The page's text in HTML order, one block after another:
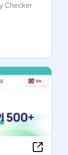
Checker